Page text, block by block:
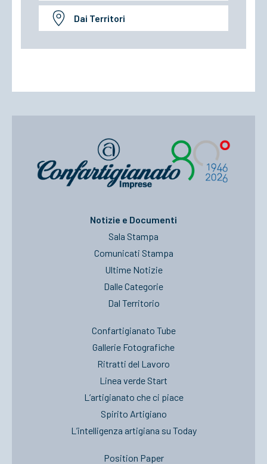
Dai Territori
Notizie e Documenti
Sala Stampa
Comunicati Stampa
Ultime Notizie
Dalle Categorie
Dal Territorio
Confartigianato Tube
Gallerie Fotografiche
Ritratti del Lavoro
Linea verde Start
L’artigianato che ci piace
Spirito Artigiano
L’intelligenza artigiana su Today
Position Paper